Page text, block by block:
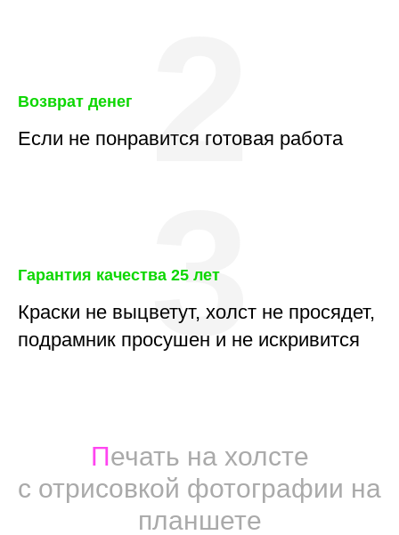
Возврат денег
Если не понравится готовая работа
2
Гарантия качества 25 лет
Краски не выцветут, холст не просядет,
подрамник просушен и не искривится
3
Печать на холсте
с отрисовкой фотографии на
планшете